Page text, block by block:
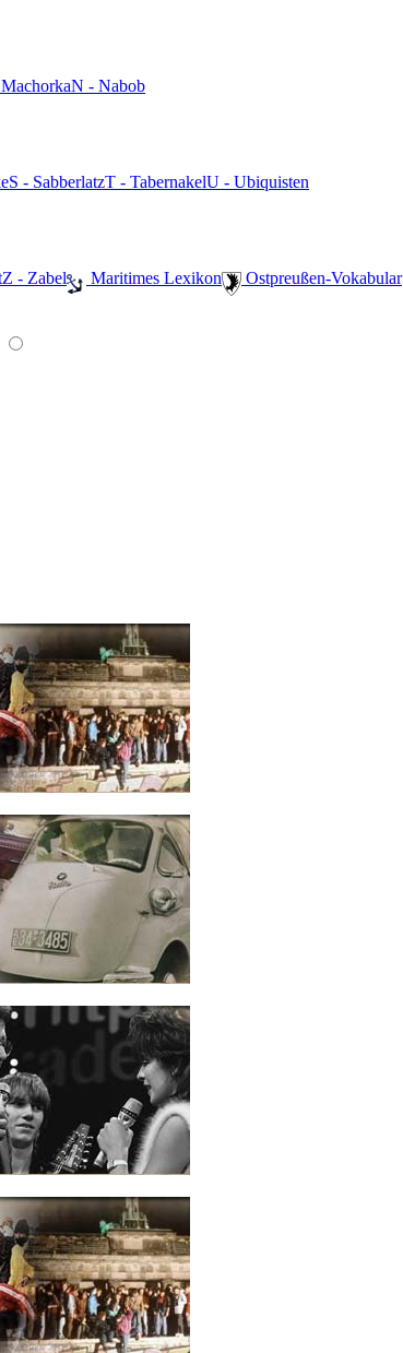
N - Nabob
S - SabberlatzT - TabernakelU - Ubiquisten
Z - Zabel ️ Maritimes Lexikon ️ Ostpreußen-Vokabular